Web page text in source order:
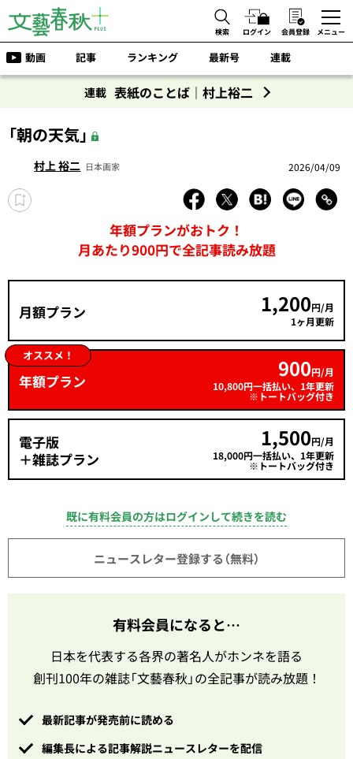
検索 ログイン 会員登録 メニュー
動画 記事 ランキング 最新号 連載
連載 表紙のことば｜村上裕二
「朝の天気」
村上 裕二 日本画家 2026/04/09
年額プランがおトク！
月あたり900円で全記事読み放題
月額プラン 1,200円/月
1ヶ月更新
オススメ！
年額プラン 900円/月
10,800円一括払い、1年更新
※トートバッグ付き
電子版
＋雑誌プラン
1,500円/月
18,000円一括払い、1年更新
※トートバッグ付き
既に有料会員の方はログインして続きを読む
ニュースレター登録する（無料）
有料会員になると…
日本を代表する各界の著名人がホンネを語る
創刊100年の雑誌「文藝春秋」の全記事が読み放題！
最新記事が発売前に読める
編集長による記事解説ニュースレターを配信